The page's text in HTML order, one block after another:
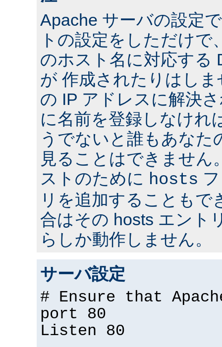
Apache サーバの設定
トの設定をしただけで
のホスト名に対応する
が 作成されたりはし
の IP アドレスに解決
に名前を登録しなけれ
うでないと誰もあなた
見ることはできません
ストのために hosts
リを追加することもで
合はその hosts エント
らしか動作しません。
サーバ設定
# Ensure that
port 80
Listen 80